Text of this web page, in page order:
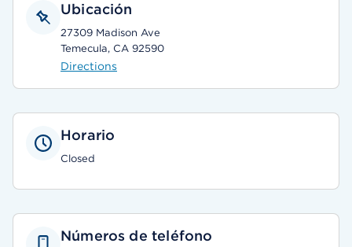
Ubicación
27309 Madison Ave
Temecula, CA 92590
Directions
Horario
Closed
Números de teléfono